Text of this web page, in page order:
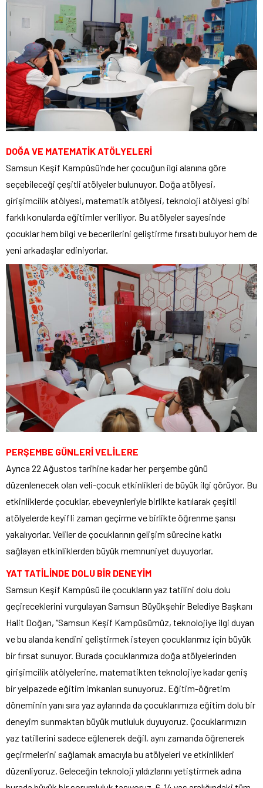
DOĞA VE MATEMATİK ATÖLYELERİ
Samsun Keşif Kampüsü’nde her çocuğun ilgi alanına göre
seçebileceği çeşitli atölyeler bulunuyor. Doğa atölyesi,
girişimcilik atölyesi, matematik atölyesi, teknoloji atölyesi gibi
farklı konularda eğitimler veriliyor. Bu atölyeler sayesinde
çocuklar hem bilgi ve becerilerini geliştirme fırsatı buluyor hem de
yeni arkadaşlar ediniyorlar.
PERŞEMBE GÜNLERİ VELİLERE
Ayrıca 22 Ağustos tarihine kadar her perşembe günü
düzenlenecek olan veli-çocuk etkinlikleri de büyük ilgi görüyor. Bu
etkinliklerde çocuklar, ebeveynleriyle birlikte katılarak çeşitli
atölyelerde keyifli zaman geçirme ve birlikte öğrenme şansı
yakalıyorlar. Veliler de çocuklarının gelişim sürecine katkı
sağlayan etkinliklerden büyük memnuniyet duyuyorlar.
YAT TATİLİNDE DOLU BİR DENEYİM
Samsun Keşif Kampüsü ile çocukların yaz tatilini dolu dolu
geçireceklerini vurgulayan Samsun Büyükşehir Belediye Başkanı
Halit Doğan, “Samsun Keşif Kampüsümüz, teknolojiye ilgi duyan
ve bu alanda kendini geliştirmek isteyen çocuklarımız için büyük
bir fırsat sunuyor. Burada çocuklarımıza doğa atölyelerinden
girişimcilik atölyelerine, matematikten teknolojiye kadar geniş
bir yelpazede eğitim imkanları sunuyoruz. Eğitim-öğretim
döneminin yanı sıra yaz aylarında da çocuklarımıza eğitim dolu bir
deneyim sunmaktan büyük mutluluk duyuyoruz. Çocuklarımızın
yaz tatillerini sadece eğlenerek değil, aynı zamanda öğrenerek
geçirmelerini sağlamak amacıyla bu atölyeleri ve etkinlikleri
düzenliyoruz. Geleceğin teknoloji yıldızlarını yetiştirmek adına